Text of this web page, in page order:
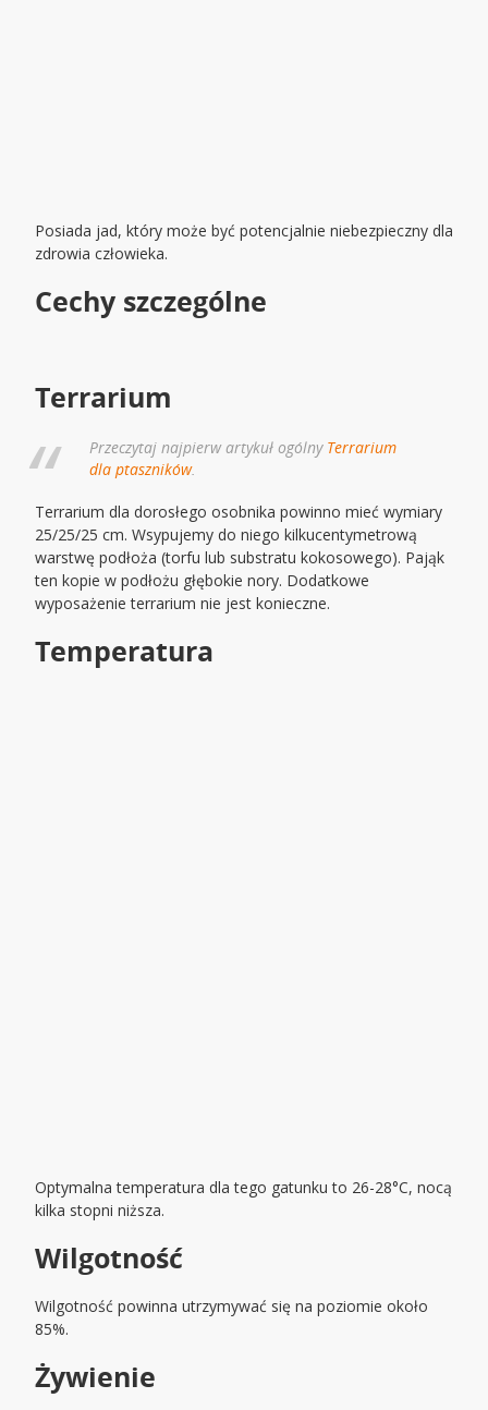
Posiada jad, który może być potencjalnie niebezpieczny dla
zdrowia człowieka.
Cechy szczególne
Terrarium
Przeczytaj najpierw artykuł ogólny Terrarium
dla ptaszników.
Terrarium dla dorosłego osobnika powinno mieć wymiary
25/25/25 cm. Wsypujemy do niego kilkucentymetrową
warstwę podłoża (torfu lub substratu kokosowego). Pająk
ten kopie w podłożu głębokie nory. Dodatkowe
wyposażenie terrarium nie jest konieczne.
Temperatura
Optymalna temperatura dla tego gatunku to 26-28°C, nocą
kilka stopni niższa.
Wilgotność
Wilgotność powinna utrzymywać się na poziomie około
85%.
Żywienie